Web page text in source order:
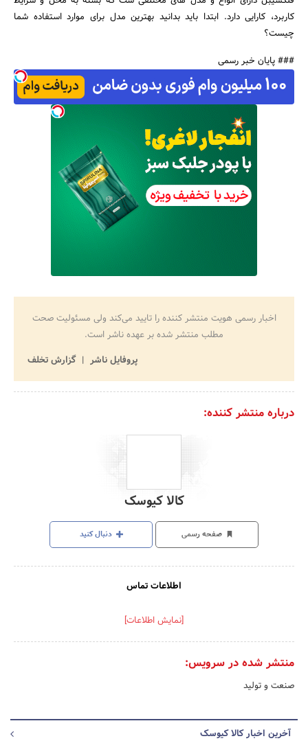
کاربرد، کارایی دارد. ابتدا باید بدانید بهترین مدل برای موارد استفاده شما
چیست؟
### پایان خبر رسمی
اخبار رسمی هویت منتشر کننده را تایید می‌کند ولی مسئولیت صحت
مطلب منتشر شده بر عهده ناشر است.
پروفایل ناشر
گزارش تخلف
درباره منتشر کننده:
کالا کیوسک
صفحه رسمی دنبال کنید
اطلاعات تماس
[نمایش اطلاعات]
منتشر شده در سرویس:
صنعت و تولید
آخرین اخبار کالا کیوسک